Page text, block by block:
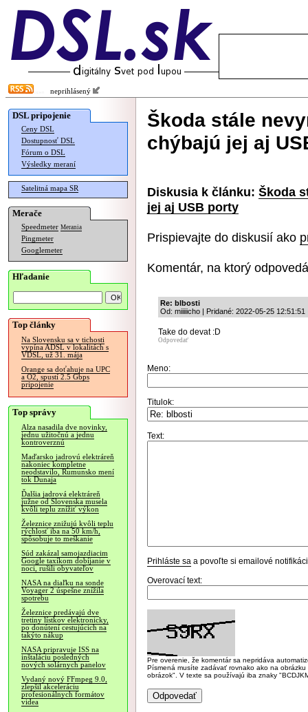
neprihlásený
DSL pripojenie
Ceny DSL
Dostupnosť DSL
Fórum o DSL
Výsledky meraní
Satelitná mapa SR
Merače
Speedmeter Merania
Pingmeter
Googlemeter
Hľadanie
Top články
Na Slovensku sa v tichosti
vypína ADSL v lokalitách s
VDSL, už 31. mája
Orange sa doťahuje na UPC
a O2, spustí 2.5 Gbps
pripojenie
Top správy
Alza nasadila dve novinky,
jednu užitočnú a jednu
kontroverznú
Maďarsko jadrovú elektráreň
nakoniec kompletne
neodstavilo, Rumunsko mení
tok Dunaja
Ďalšia jadrová elektráreň
južne od Slovenska musela
kvôli teplu znížiť výkon
Železnice znižujú kvôli teplu
rýchlosť iba na 50 km/h,
spôsobuje to meškanie
Súd zakázal samojazdiacim
Google taxíkom dobíjanie v
noci, rušili obyvateľov
NASA na diaľku na sonde
Voyager 2 úspešne znížila
spotrebu
Železnice predávajú dve
tretiny lístkov elektronicky,
po donútení cestujúcich na
takýto nákup
NASA pripravuje ISS na
inštaláciu posledných
nových solárnych panelov
Vydaný nový FFmpeg 9.0,
zlepšil akceleráciu
profesionálnych formátov
videa
Škoda stále
chýbajú jej aj
Diskusia k článku: Škoda
jej aj USB porty
Prispievajte do diskusií ako
Komentár, na ktorý
Re: blbosti
Od: miiiiicho | Pridané: 2022-05-25 12:51:51
Take do devat :D
Odpovedať
Meno:
Titulok:
Text:
Prihláste sa a povoľte si emailové
Overovací text:
Pre overenie, že komentár sa nepridáva
Písmená musíte zadávať rovnako ako na
obrázok". V texte sa používajú iba znaky